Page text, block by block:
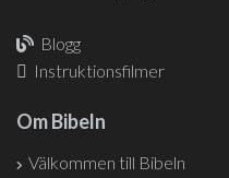
Blogg
Instruktionsfilmer
Om Bibeln
Välkommen till Bibeln